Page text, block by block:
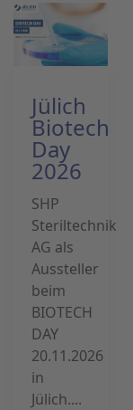
Jülich
Biotech
Day
2026
SHP
Steriltechnik
AG als
Aussteller
beim
BIOTECH
DAY
20.11.2026
in
Jülich....